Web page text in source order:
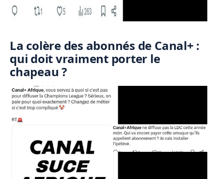
La colère des abonnés de Canal+ :
qui doit vraiment porter le
chapeau ?